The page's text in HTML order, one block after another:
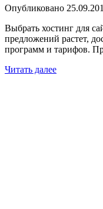
Опубликовано
Выбрать хостинг для
предложений растет,
программ и тарифов.
Читать далее